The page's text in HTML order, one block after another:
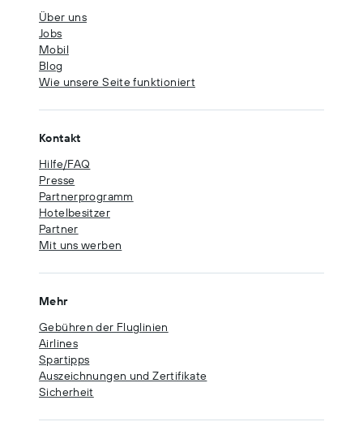
Über uns
Jobs
Mobil
Blog
Wie unsere Seite funktioniert
Kontakt
Hilfe/FAQ
Presse
Partnerprogramm
Hotelbesitzer
Partner
Mit uns werben
Mehr
Gebühren der Fluglinien
Airlines
Spartipps
Auszeichnungen und Zertifikate
Sicherheit